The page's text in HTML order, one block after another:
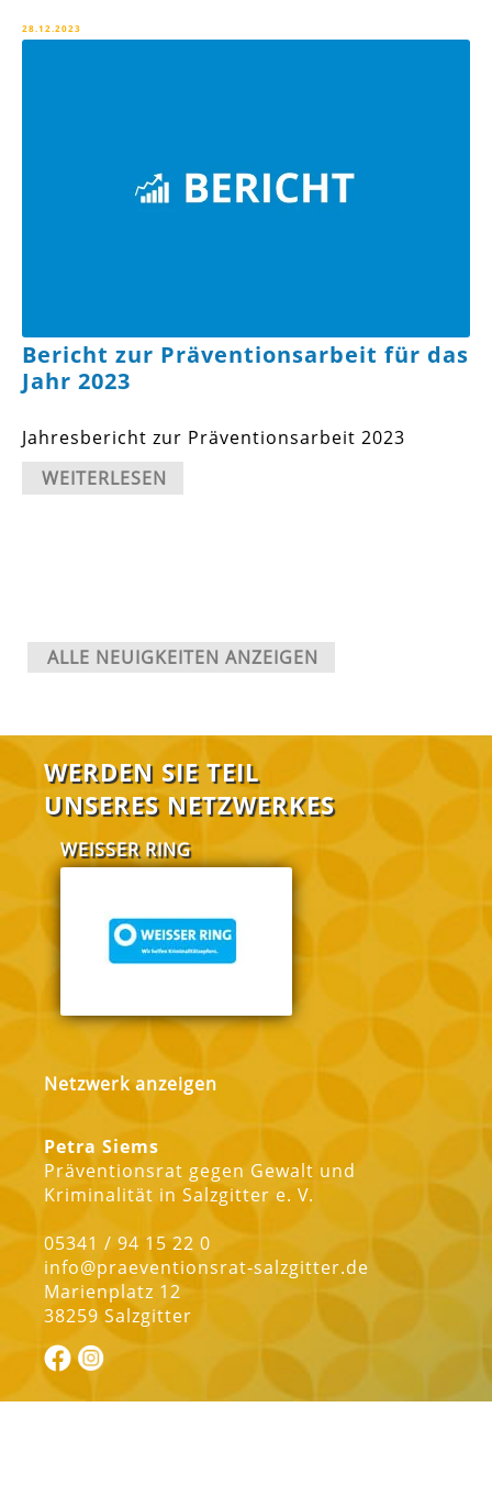
28.12.2023
Bericht zur Präventionsarbeit für das
Jahr 2023
Jahresbericht zur Präventionsarbeit 2023
WEITERLESEN
ALLE NEUIGKEITEN ANZEIGEN
WERDEN SIE TEIL
UNSERES NETZWERKES
WEISSER RING FABI
Netzwerk anzeigen
Petra Siems
Präventionsrat gegen Gewalt und
Kriminalität in Salzgitter e. V.
05341 / 94 15 22 0
info@praeventionsrat-salzgitter.de
Marienplatz 12
38259 Salzgitter